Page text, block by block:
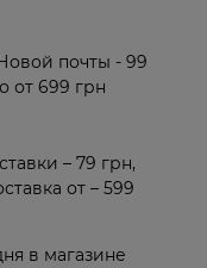
почты - 99
от 699 грн
– 79 грн,
от – 599
в магазине